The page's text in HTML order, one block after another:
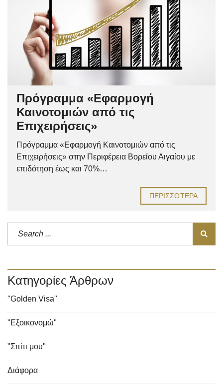
Πρόγραμμα «Εφαρμογή
Καινοτομιών από τις
Επιχειρήσεις»
Πρόγραμμα «Εφαρμογή Καινοτομιών από τις
Επιχειρήσεις» στην Περιφέρεια Βορείου Αιγαίου με
επιδότηση έως και 70%…
ΠΕΡΙΣΣΌΤΕΡΑ
Κατηγορίες Άρθρων
"Golden Visa"
"Εξοικονομώ"
"Σπίτι μου"
Διάφορα